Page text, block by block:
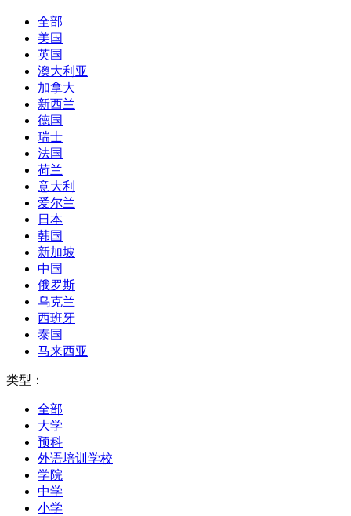
全部
美国
英国
澳大利亚
加拿大
新西兰
德国
瑞士
法国
荷兰
意大利
爱尔兰
日本
韩国
新加坡
中国
俄罗斯
乌克兰
西班牙
泰国
马来西亚
类型：
全部
大学
预科
外语培训学校
学院
中学
小学